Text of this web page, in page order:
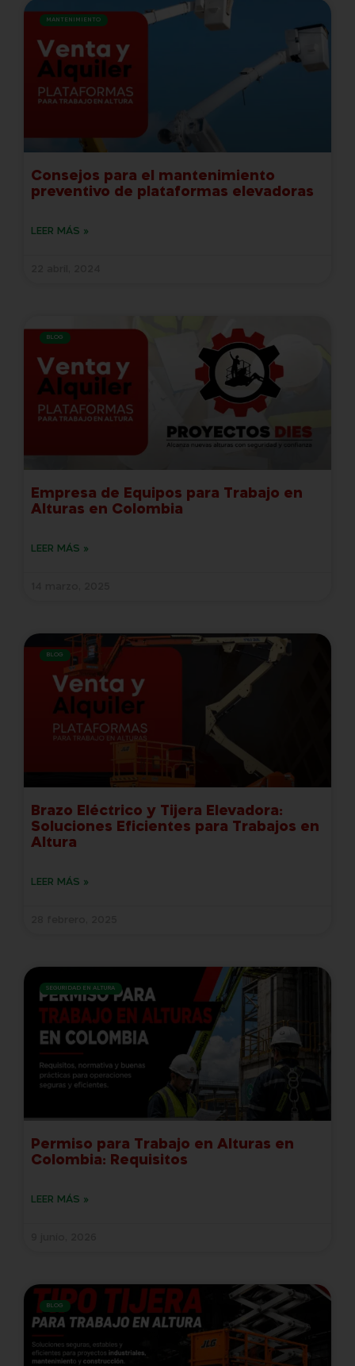
MANTENIMIENTO
Consejos para el mantenimiento
preventivo de plataformas elevadoras
LEER MÁS »
BLOG
Empresa de Equipos para Trabajo en
Alturas en Colombia
LEER MÁS »
BLOG
Brazo Eléctrico y Tijera Elevadora:
Soluciones Eficientes para Trabajos en
Altura
LEER MÁS »
SEGURIDAD EN ALTURA
Permiso para Trabajo en Alturas en
Colombia: Requisitos
LEER MÁS »
BLOG